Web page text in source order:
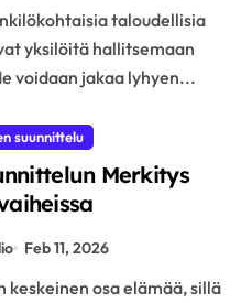
yksilöitä hallitsemaan
voidaan jakaa lyhyen...
suunnittelu
Merkitys
Feb 11, 2026